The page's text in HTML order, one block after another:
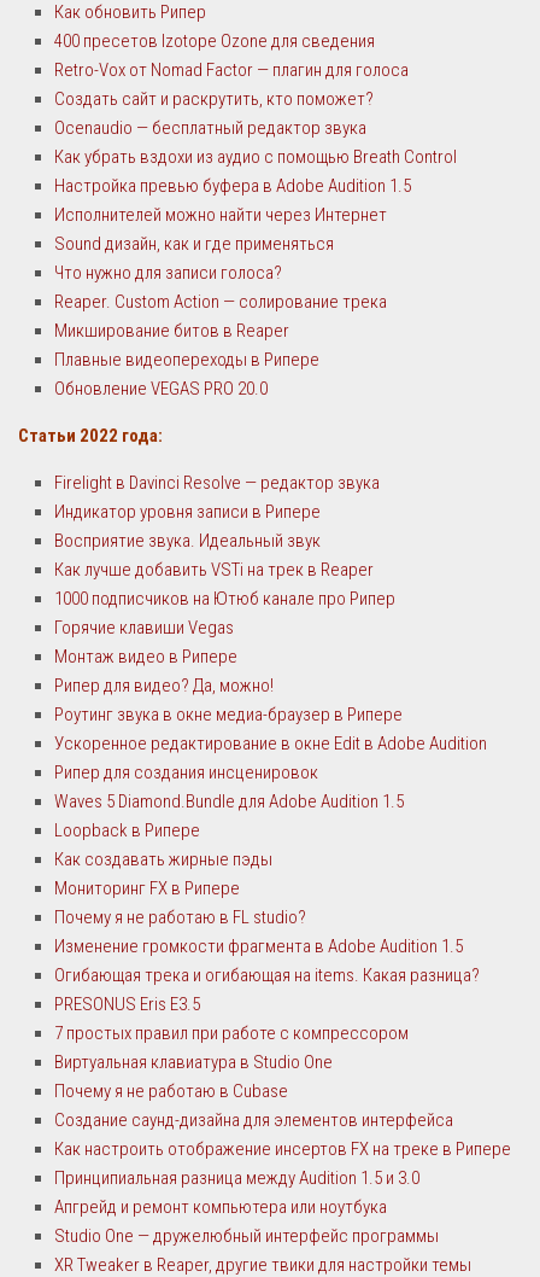
Как обновить Рипер
400 пресетов Izotope Ozone для сведения
Retro-Vox от Nomad Factor — плагин для голоса
Создать сайт и раскрутить, кто поможет?
Ocenaudio — бесплатный редактор звука
Как убрать вздохи из аудио с помощью Breath Control
Настройка превью буфера в Adobe Audition 1.5
Исполнителей можно найти через Интернет
Sound дизайн, как и где применяться
Что нужно для записи голоса?
Reaper. Custom Action — солирование трека
Микширование битов в Reaper
Плавные видеопереходы в Рипере
Обновление VEGAS PRO 20.0
Статьи 2022 года:
Firelight в Davinci Resolve — редактор звука
Индикатор уровня записи в Рипере
Восприятие звука. Идеальный звук
Как лучше добавить VSTi на трек в Reaper
1000 подписчиков на Ютюб канале про Рипер
Горячие клавиши Vegas
Монтаж видео в Рипере
Рипер для видео? Да, можно!
Роутинг звука в окне медиа-браузер в Рипере
Ускоренное редактирование в окне Edit в Adobe Audition
Рипер для создания инсценировок
Waves 5 Diamond.Bundle для Adobe Audition 1.5
Loopback в Рипере
Как создавать жирные пэды
Мониторинг FX в Рипере
Почему я не работаю в FL studio?
Изменение громкости фрагмента в Adobe Audition 1.5
Огибающая трека и огибающая на items. Какая разница?
PRESONUS Eris E3.5
7 простых правил при работе с компрессором
Виртуальная клавиатура в Studio One
Почему я не работаю в Cubase
Создание саунд-дизайна для элементов интерфейса
Как настроить отображение инсертов FX на треке в Рипере
Принципиальная разница между Audition 1.5 и 3.0
Апгрейд и ремонт компьютера или ноутбука
Studio One — дружелюбный интерфейс программы
XR Tweaker в Reaper, другие твики для настройки темы